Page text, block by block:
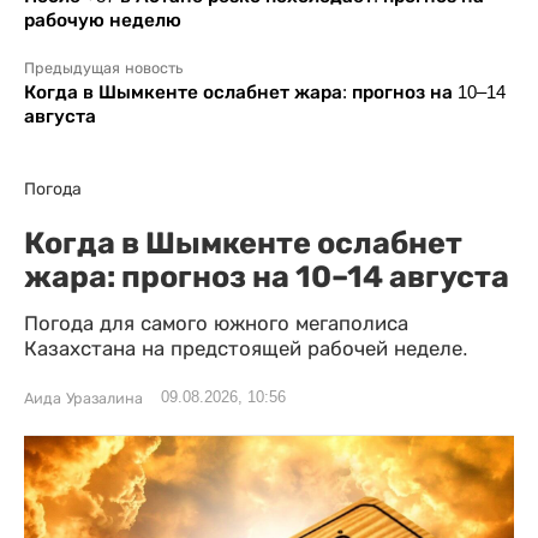
рабочую неделю
Предыдущая новость
Когда в Шымкенте ослабнет жара: прогноз на 10–14
августа
Погода
Когда в Шымкенте ослабнет
жара: прогноз на 10–14 августа
Погода для самого южного мегаполиса
Казахстана на предстоящей рабочей неделе.
Аида Уразалина 09.08.2026, 10:56